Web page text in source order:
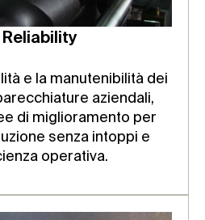
e la manutenibilità dei
aziendali,
di miglioramento per
senza intoppi e
operativa.